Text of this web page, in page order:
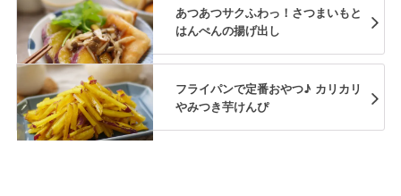
あつあつサクふわっ！さつまいもと
はんぺんの揚げ出し
フライパンで定番おやつ♪ カリカリ
やみつき芋けんぴ